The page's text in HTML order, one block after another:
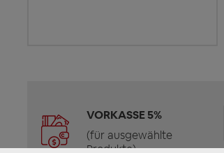
VORKASSE 5%
(für ausgewählte
Produkte)